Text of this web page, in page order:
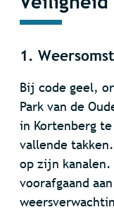
1.
Bij code geel,
Park van de
in Kortenberg
vallende
op zijn kanalen.
voorafgaand